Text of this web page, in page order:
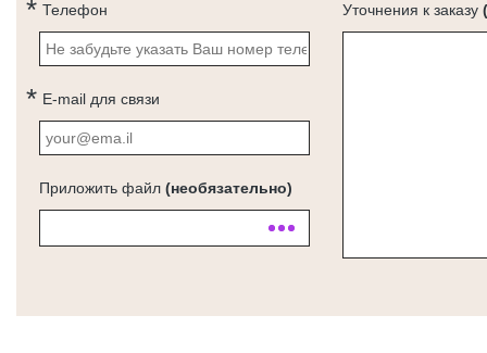
Телефон
E-mail для связи
Приложить файл (необязательно)
Уточнения к заказу